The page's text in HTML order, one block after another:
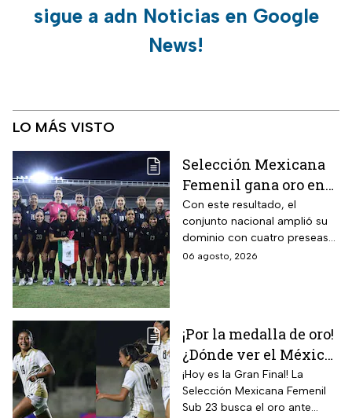
sigue a adn Noticias en Google
News!
LO MÁS VISTO
Selección Mexicana
Femenil gana oro en
Juegos
Centroamericanos; el
camino de México a la
gloria
Con este resultado, el
conjunto nacional amplió su
dominio con cuatro preseas
doradas de forma
06 agosto, 2026
¡Por la medalla de oro!
¿Dónde ver el México
vs Colombia Femenil?
Así puedes seguir la
¡Hoy es la Gran Final! La
Selección Mexicana Femenil
Sub 23 busca el oro ante